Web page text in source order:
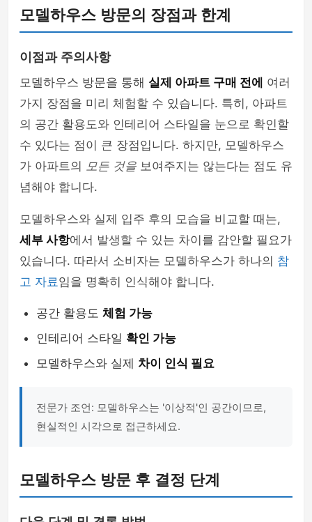
모델하우스 방문의 장점과 한계
이점과 주의사항
모델하우스 방문을 통해 실제 아파트 구매 전에 여러
가지 장점을 미리 체험할 수 있습니다. 특히, 아파트
의 공간 활용도와 인테리어 스타일을 눈으로 확인할
수 있다는 점이 큰 장점입니다. 하지만, 모델하우스
가 아파트의 모든 것을 보여주지는 않는다는 점도 유
념해야 합니다.
모델하우스와 실제 입주 후의 모습을 비교할 때는,
세부 사항에서 발생할 수 있는 차이를 감안할 필요가
있습니다. 따라서 소비자는 모델하우스가 하나의 참
고 자료임을 명확히 인식해야 합니다.
공간 활용도 체험 가능
인테리어 스타일 확인 가능
모델하우스와 실제 차이 인식 필요
전문가 조언: 모델하우스는 '이상적'인 공간이므로,
현실적인 시각으로 접근하세요.
모델하우스 방문 후 결정 단계